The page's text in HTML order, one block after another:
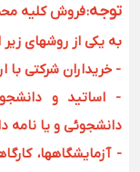
توجه:فروش کلیه
به یکی از روشهای
- خریداران شرکتی با
- اساتید و
دانشجوئی و یا نامه
- آزمایشگاهها،